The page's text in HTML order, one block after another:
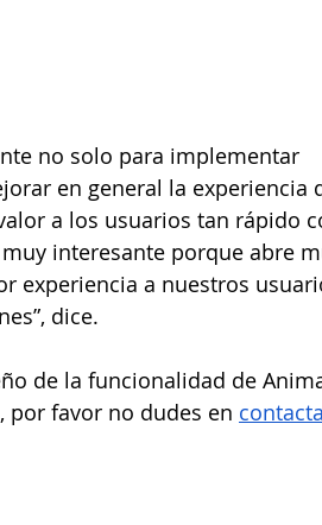
no solo para implementar
en general la experiencia
a los usuarios tan rápido
interesante porque abre
experiencia a nuestros
dice.
de la funcionalidad de
por favor no dudes en